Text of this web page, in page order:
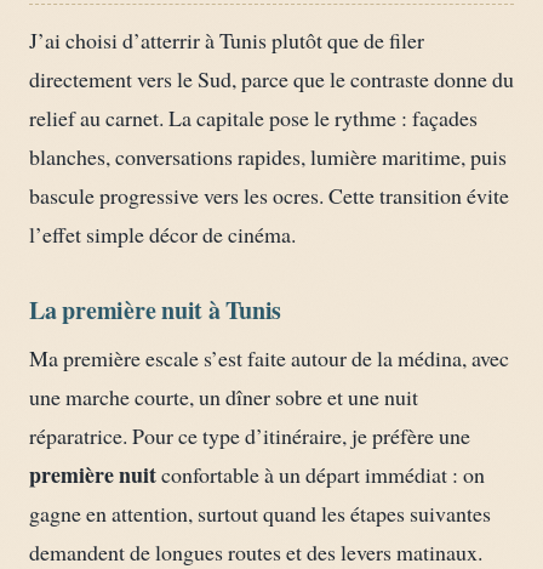
J’ai choisi d’atterrir à Tunis plutôt que de filer
directement vers le Sud, parce que le contraste donne du
relief au carnet. La capitale pose le rythme : façades
blanches, conversations rapides, lumière maritime, puis
bascule progressive vers les ocres. Cette transition évite
l’effet simple décor de cinéma.
La première nuit à Tunis
Ma première escale s’est faite autour de la médina, avec
une marche courte, un dîner sobre et une nuit
réparatrice. Pour ce type d’itinéraire, je préfère une
première nuitconfortable à un départ immédiat : on
gagne en attention, surtout quand les étapes suivantes
demandent de longues routes et des levers matinaux.